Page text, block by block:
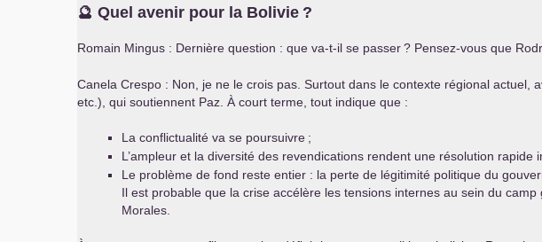
🔮 Quel avenir pour la Bolivie ?
Romain Mingus : Dernière question : que va-t-il se passer? Pensez-vous que
Canela Crespo : Non, je ne le crois pas. Surtout dans le contexte régional actuel,
etc.), qui soutiennent Paz. À court terme, tout indique que :
La conflictualité va se poursuivre ;
L’ampleur et la diversité des revendications rendent une résolution
Le problème de fond reste entier : la perte de légitimité politique du
Il est probable que la crise accélère les tensions internes au sein du
Morales.